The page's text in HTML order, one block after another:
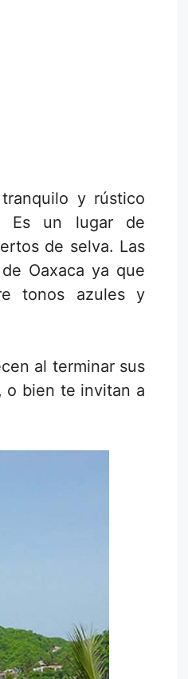
y rústico
Es un lugar de
de selva. Las
Oaxaca ya que
tonos azules y
al terminar sus
o bien te invitan a